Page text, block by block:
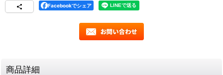
Facebookでシェア
商品詳細